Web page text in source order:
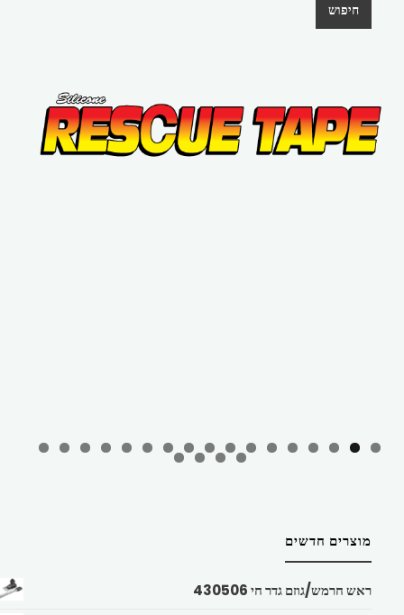
חיפוש
מוצרים חדשים
ראש חרמש/גוזם גדר חי 430506